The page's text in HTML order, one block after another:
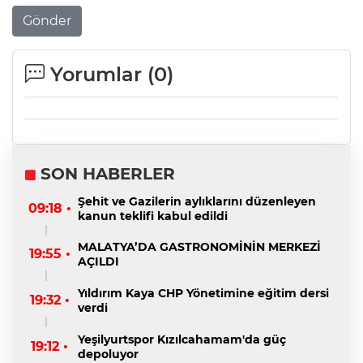
Gönder
Yorumlar (0)
SON HABERLER
09:18 • Şehit ve Gazilerin aylıklarını düzenleyen
kanun teklifi kabul edildi
19:55 •
MALATYA’DA GASTRONOMİNİN MERKEZİ
AÇILDI
19:32 •
Yıldırım Kaya CHP Yönetimine eğitim dersi
verdi
19:12 •
Yeşilyurtspor Kızılcahamam'da güç
depoluyor